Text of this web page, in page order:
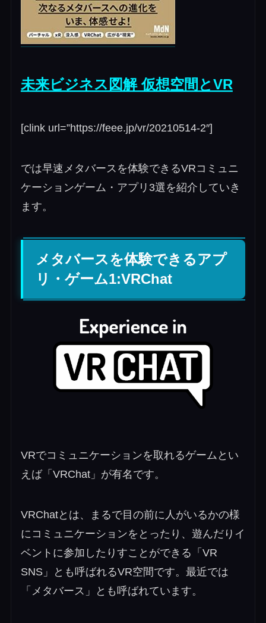
未来ビジネス図解 仮想空間とVR
[clink url=”https://feee.jp/vr/20210514-2″]
では早速メタバースを体験できるVRコミュニ
ケーションゲーム・アプリ3選を紹介していき
ます。
メタバースを体験できるアプ
リ・ゲーム1:VRChat
VRでコミュニケーションを取れるゲームとい
えば「VRChat」が有名です。
VRChatとは、まるで目の前に人がいるかの様
にコミュニケーションをとったり、遊んだりイ
ベントに参加したりすことができる「VR
SNS」とも呼ばれるVR空間です。最近では
「メタバース」とも呼ばれています。